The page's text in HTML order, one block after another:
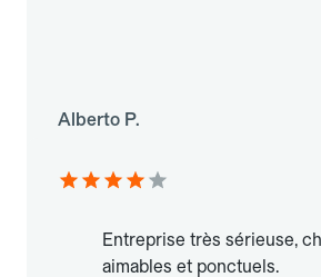
Alberto P.
Entreprise très sérieuse,
aimables et ponctuels.